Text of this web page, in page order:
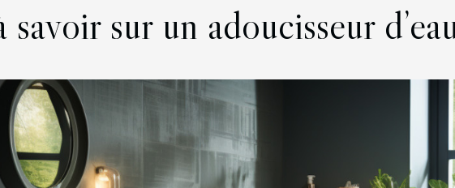
savoir sur un adoucisseur